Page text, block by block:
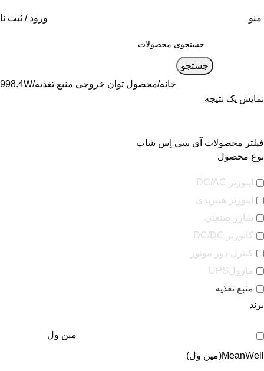
منو ورود / ثبت
جستجو
خانه محصول توان خروجی منبع تغذیه 998.4W
نمایش یک نتیجه
فیلتر محصولات آی سی اِس شاپ
نوع محصول
اینورتر DC/AC
اینورتر هیبریدی
شارژ صنعتی
کانورتر DC/DC
کنترل دور موتور
ماژولUPS
منبع تغذیه
برند
مین ول
MeanWell(مین ول)